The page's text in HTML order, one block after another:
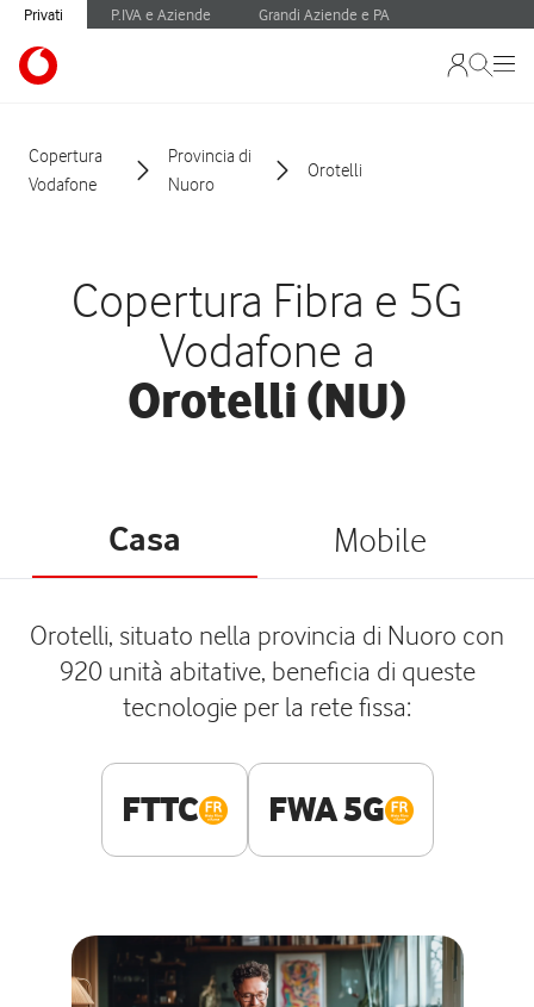
Privati P.IVA e Aziende Grandi Aziende e PA
Copertura
Vodafone
Provincia di
Nuoro
Orotelli
Copertura Fibra e 5G
Vodafone a
Orotelli (NU)
Casa Mobile
Orotelli, situato nella provincia di Nuoro con
920 unità abitative, beneficia di queste
tecnologie per la rete fissa:
FTTC FWA 5G